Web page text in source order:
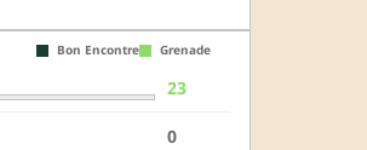
Bon Encontre Grenade
23
0